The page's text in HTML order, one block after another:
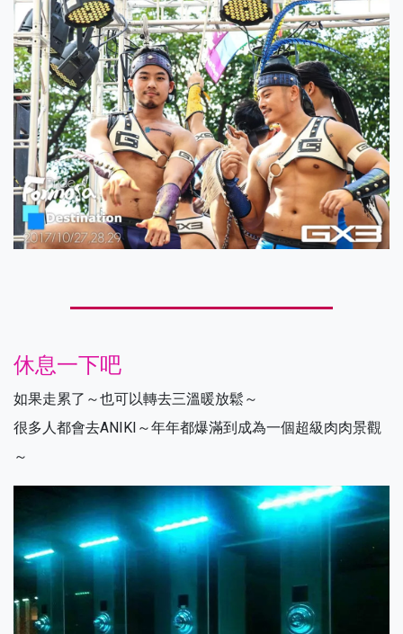
休息一下吧
如果走累了～也可以轉去三溫暖放鬆～
很多人都會去ANIKI～年年都爆滿到成為一個超級肉肉景觀
～